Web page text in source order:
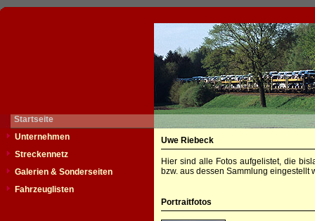
Startseite
Unternehmen
Streckennetz
Galerien & Sonderseiten
Fahrzeuglisten
Uwe Riebeck
Hier sind alle Fotos aufgelistet, die
bzw. aus dessen Sammlung eingestellt
Portraitfotos